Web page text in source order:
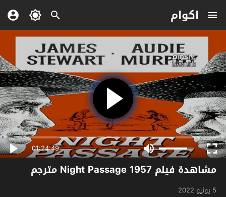
اكوام
01:24:49
مشاهدة فيلم Night Passage 1957 مترجم
5 يونيو 2022